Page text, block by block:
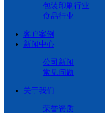
包装印刷行业
食品行业
客户案例
新闻中心
公司新闻
常见问题
关于我们
荣誉资质